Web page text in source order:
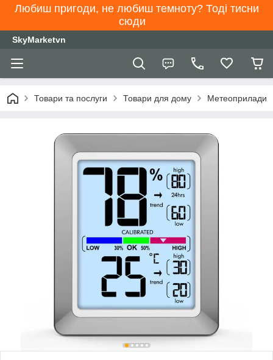
Любиш пригоди, не любиш темноту? Тоді тисни
сюди
SkyMarketvn
Товари та послуги Товари для дому Метеоприлади